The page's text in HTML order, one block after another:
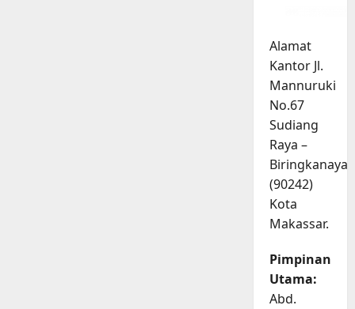
Alamat
Kantor Jl.
Mannuruki
No.67
Sudiang
Raya –
Biringkanaya
(90242)
Kota
Makassar.
Pimpinan
Utama:
Abd.